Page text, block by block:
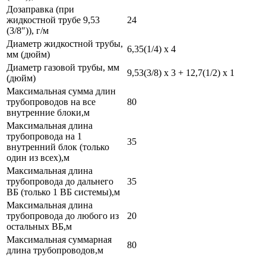
Дозаправка (при
жидкостной трубе 9,53
(3/8″)), г/м
24
Диаметр жидкостной трубы,
мм (дюйм)
6,35(1/4) x 4
Диаметр газовой трубы, мм
(дюйм)
9,53(3/8) x 3 + 12,7(1/2) x 1
Максимальная сумма длин
трубопроводов на все
внутренние блоки,м
80
Максимальная длина
трубопровода на 1
внутренний блок (только
один из всех),м
35
Максимальная длина
трубопровода до дальнего
ВБ (только 1 ВБ системы),м
35
Максимальная длина
трубопровода до любого из
остальных ВБ,м
20
Максимальная суммарная
длина трубопроводов,м
80